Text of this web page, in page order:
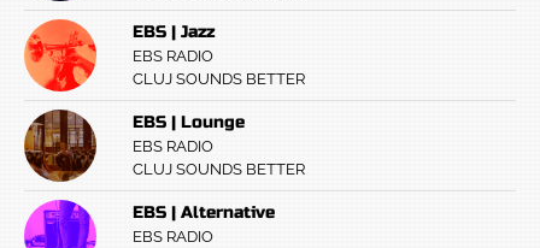
EBS | Jazz
EBS RADIO
CLUJ SOUNDS BETTER
EBS | Lounge
EBS RADIO
CLUJ SOUNDS BETTER
EBS | Alternative
EBS RADIO